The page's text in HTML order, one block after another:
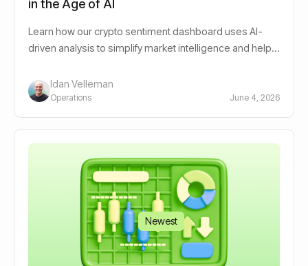
in the Age of AI
Learn how our crypto sentiment dashboard uses AI-
driven analysis to simplify market intelligence and help
Idan Velleman
Operations June 4, 2026
Newest